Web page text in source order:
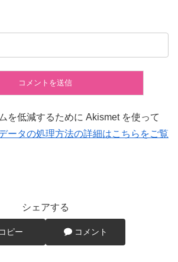
を低減するために Akismet を使って
ータの処理方法の詳細はこちらをご覧
シェアする
コピー コメント